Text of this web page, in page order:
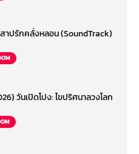
าปรักคลั่งหลอน (SoundTrack)
วันเปิดโปง: ไขปริศนาลวงโลก